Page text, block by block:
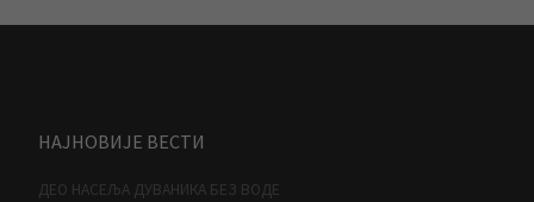
НАЈНОВИЈЕ ВЕСТИ
ДЕО НАСЕЉА ДУВАНИКА БЕЗ ВОДЕ